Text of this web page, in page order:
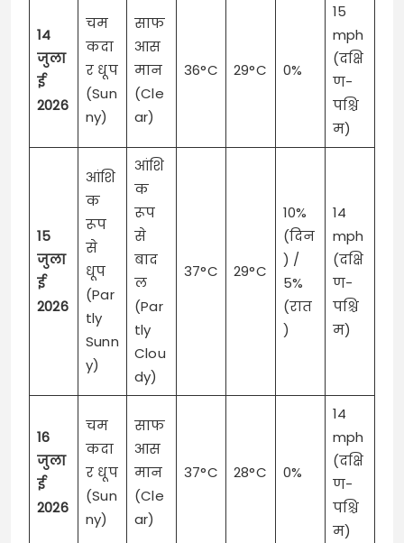
14
जुला
ई
2026
चम
कदा
र धूप
(Sun
ny)
साफ
आस
मान
(Cle
ar)
36°C 29°C 0%
15
mph
(दक्षि
ण-
पश्चि
म)
15
जुला
ई
2026
आंशि
क
रूप
से
धूप
(Par
tly
Sunn
y)
आंशि
क
रूप
से
बाद
ल
(Par
tly
Clou
dy)
37°C 29°C
10%
(दिन
) /
5%
(रात
)
14
mph
(दक्षि
ण-
पश्चि
म)
16
जुला
ई
2026
चम
कदा
र धूप
(Sun
ny)
साफ
आस
मान
(Cle
ar)
37°C 28°C 0%
14
mph
(दक्षि
ण-
पश्चि
म)